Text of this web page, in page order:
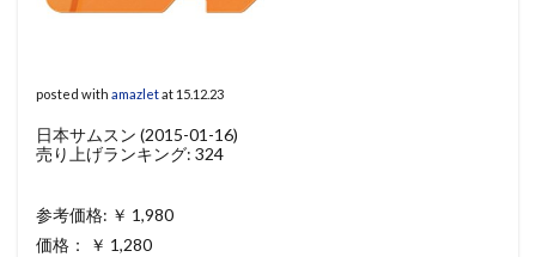
posted with amazletat 15.12.23
日本サムスン (2015-01-16)
売り上げランキング: 324
参考価格: ￥ 1,980
価格： ￥ 1,280